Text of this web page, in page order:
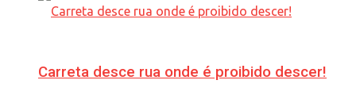
Carreta desce rua onde é proibido descer!